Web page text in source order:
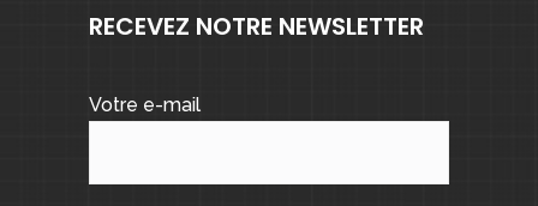
RECEVEZ NOTRE NEWSLETTER
Votre e-mail